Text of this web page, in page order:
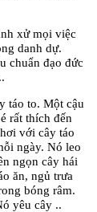
xử mọi việc
danh dự.
chuẩn đạo đức
táo to. Một cậu
rất thích đến
với cây táo
ngày. Nó leo
ngọn cây hái
ăn, ngủ trưa
bóng râm.
yêu cây ..